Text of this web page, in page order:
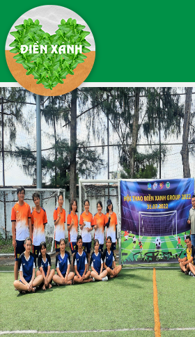
TRANG CHỦ
GIỚI THIỆU
Giới thiệu về Điền Xanh
Giới thiệu về Quỹ thiện nguyện Hạnh Phúc
Thông tin chuyển khoản
Hệ thống phân phối
SẢN PHẨM
TIN TỨC
Tin Nông nghiệp